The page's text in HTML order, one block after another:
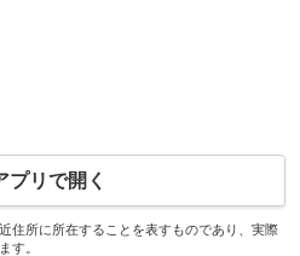
プリで開く
住所に所在することを表すものであり、実際
す。